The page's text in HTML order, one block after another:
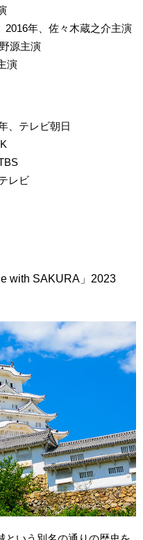
2016年、佐々木蔵之介主演
源主演
演
、テレビ朝日
レビ
with SAKURA」2023